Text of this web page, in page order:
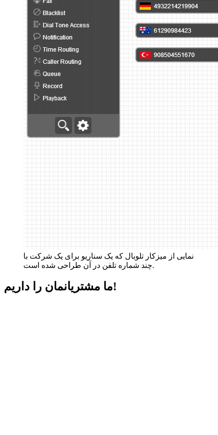
نمایی از میزکار تلوبال که یک سناریو برای یک شرکت با
چند شماره تلفن در آن طراحی شده است.
ما مشتریانمان راداریم!